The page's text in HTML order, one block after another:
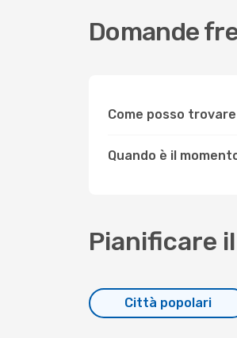
Domande
Come posso
Quando è il
Pianificare
Città popolari